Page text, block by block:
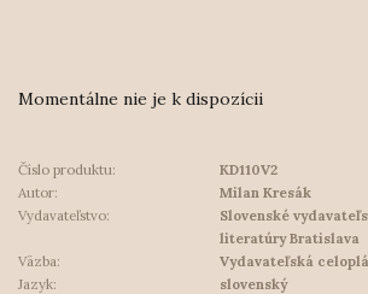
Momentálne nie je k dispozícii
Číslo produktu:
KD110V2
Autor:
Milan Kresák
Vydavateľstvo:
Slovenské
literatúry Bratislava
Väzba:
Vydavateľská
Jazyk:
slovenský